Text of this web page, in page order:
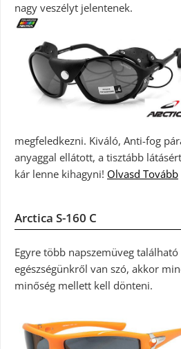
nagy veszélyt jelentenek.
megfeledkezni. Kiváló, Anti-fog
anyaggal ellátott, a tisztább
kár lenne kihagyni! Olvasd Tovább
Arctica S-160 C
Egyre több napszemüveg
egészségünkről van szó, akkor
minőség mellett kell dönteni.